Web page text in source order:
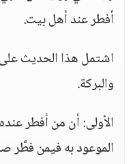
أفطر عند أهل بيت.
اشتمل هذا الحديث
والبركة.
الأولى: أن من أفطر
الموعود به فيمن فطَّر